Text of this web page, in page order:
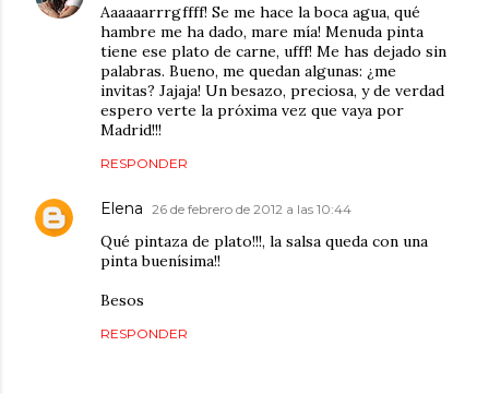
Aaaaaarrrgffff! Se me hace la boca agua, qué
hambre me ha dado, mare mía! Menuda pinta
tiene ese plato de carne, ufff! Me has dejado sin
palabras. Bueno, me quedan algunas: ¿me
invitas? Jajaja! Un besazo, preciosa, y de verdad
espero verte la próxima vez que vaya por
Madrid!!!
RESPONDER
Elena 26 de febrero de 2012 a las 10:44
Qué pintaza de plato!!!, la salsa queda con una
pinta buenísima!!
Besos
RESPONDER